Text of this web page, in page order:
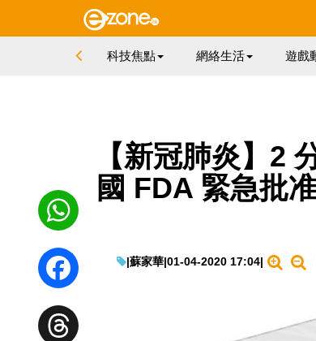
科技焦點 網絡生活 遊戲
【新冠肺炎】2
國 FDA 緊急批
|蘇家華|01-04-2020 17:04|
WhatsApp
Facebook